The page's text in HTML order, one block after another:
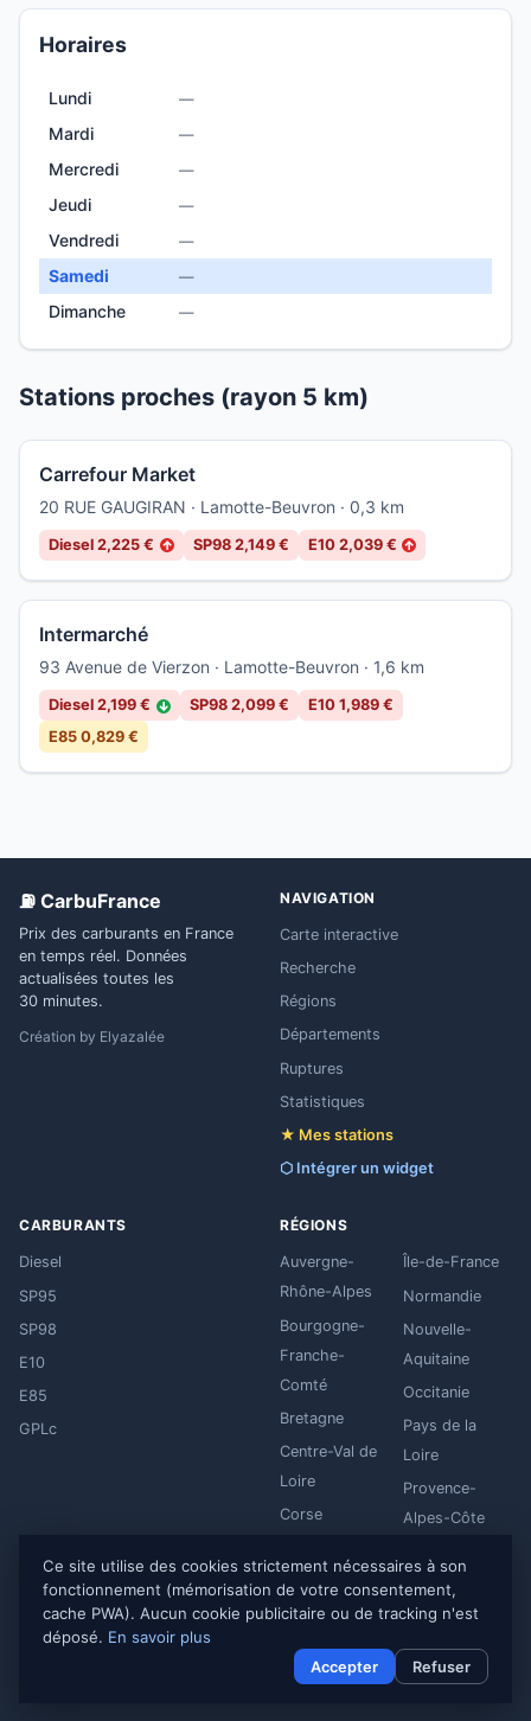
Horaires
Lundi —
Mardi —
Mercredi —
Jeudi —
Vendredi —
Samedi —
Dimanche —
Stations proches (rayon 5 km)
Carrefour Market
20 RUE GAUGIRAN · Lamotte-Beuvron · 0,3 km
Diesel 2,225 € ↑ SP98 2,149 € E10 2,039 € ↑
Intermarché
93 Avenue de Vierzon · Lamotte-Beuvron · 1,6 km
Diesel 2,199 € ↓ SP98 2,099 €
E10 1,989 €
E85 0,829 €
⛽ CarbuFrance
Prix des carburants en France
en temps réel. Données
actualisées toutes les
30 minutes.
Création by Elyazalée
NAVIGATION
Carte interactive
Recherche
Régions
Départements
Ruptures
Statistiques
★ Mes stations
⬡ Intégrer un widget
CARBURANTS
Diesel
SP95
SP98
E10
E85
GPLc
RÉGIONS
Auvergne-
Rhône-Alpes
Bourgogne-
Franche-
Comté
Bretagne
Centre-Val de
Loire
Corse
Hauts-de-
France
Île-de-France
Normandie
Nouvelle-
Aquitaine
Occitanie
Pays de la
Loire
Provence-
Alpes-Côte
Mentions légales·Politique de confidentialité
Ce site utilise des cookies strictement nécessaires à son
fonctionnement (mémorisation de votre consentement,
cache PWA). Aucun cookie publicitaire ou de tracking n'est
déposé. En savoir plus
Accepter Refuser